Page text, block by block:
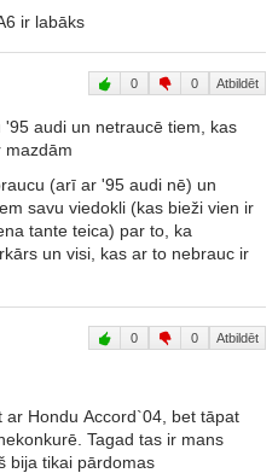
Audi A4 vai A6 ir labāks
0 0 Atbildēt
audi un netraucē tiem, kas
mazdām
(arī ar '95 audi nē) un
savu viedokli (kas bieži vien ir
tante teica) par to, ka
un visi, kas ar to nebrauc ir
0 0 Atbildēt
Hondu Accord`04, bet tāpat
Tagad tas ir mans
bija tikai pārdomas